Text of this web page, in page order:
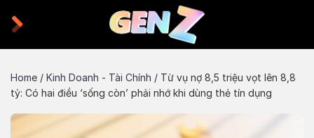
Home / Kinh Doanh - Tài Chính / Từ vụ nợ 8,5 triệu vọt lên 8,8
tỷ: Có hai điều ‘sống còn’ phải nhớ khi dùng thẻ tín dụng